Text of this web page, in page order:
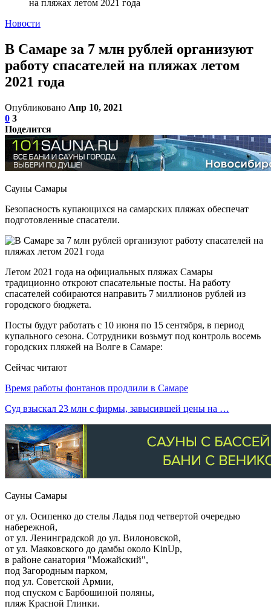
на пляжах летом 2021 года
Новости
В Самаре за 7 млн рублей организуют
работу спасателей на пляжах летом
2021 года
Опубликовано Апр 10, 2021
0 3
Поделится
Сауны Самары
Безопасность купающихся на самарских пляжах обеспечат
подготовленные спасатели.
Летом 2021 года на официальных пляжах Самары
традиционно откроют спасательные посты. На работу
спасателей собираются направить 7 миллионов рублей из
городского бюджета.
Посты будут работать с 10 июня по 15 сентября, в период
купального сезона. Сотрудники возьмут под контроль восемь
городских пляжей на Волге в Самаре:
Сейчас читают
Время работы фонтанов продлили в Самаре
Суд взыскал 23 млн с фирмы, завысившей цены на …
Сауны Самары
от ул. Осипенко до стелы Ладья под четвертой очередью
набережной,
от ул. Ленинградской до ул. Вилоновской,
от ул. Маяковского до дамбы около KinUp,
в районе санатория "Можайский",
под Загородным парком,
под ул. Советской Армии,
под спуском с Барбошиной поляны,
пляж Красной Глинки.